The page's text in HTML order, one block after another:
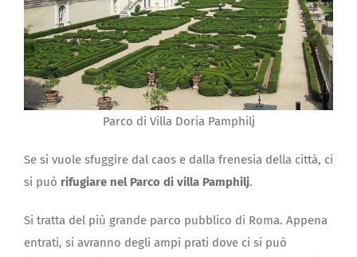
Parco di Villa Doria Pamphilj
Se si vuole sfuggire dal caos e dalla frenesia della città, ci
si può rifugiare nel Parco di villa Pamphilj.
Si tratta del più grande parco pubblico di Roma. Appena
entrati, si avranno degli ampi prati dove ci si può